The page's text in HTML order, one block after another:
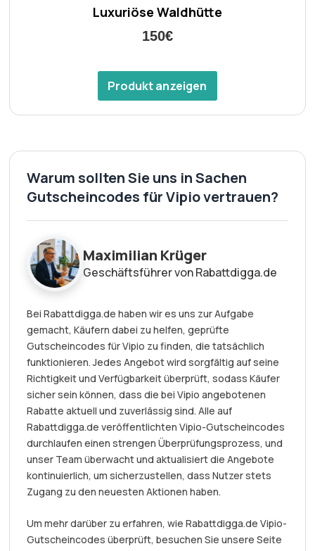
Luxuriöse Waldhütte
150€
Produkt anzeigen
Warum sollten Sie uns in Sachen
Gutscheincodes für Vipio vertrauen?
Maximilian Krüger
Geschäftsführer von Rabattdigga.de
Bei Rabattdigga.de haben wir es uns zur Aufgabe
gemacht, Käufern dabei zu helfen, geprüfte
Gutscheincodes für Vipio zu finden, die tatsächlich
funktionieren. Jedes Angebot wird sorgfältig auf seine
Richtigkeit und Verfügbarkeit überprüft, sodass Käufer
sicher sein können, dass die bei Vipio angebotenen
Rabatte aktuell und zuverlässig sind. Alle auf
Rabattdigga.de veröffentlichten Vipio-Gutscheincodes
durchlaufen einen strengen Überprüfungsprozess, und
unser Team überwacht und aktualisiert die Angebote
kontinuierlich, um sicherzustellen, dass Nutzer stets
Zugang zu den neuesten Aktionen haben.
Um mehr darüber zu erfahren, wie Rabattdigga.de Vipio-
Gutscheincodes überprüft, besuchen Sie unsere Seite